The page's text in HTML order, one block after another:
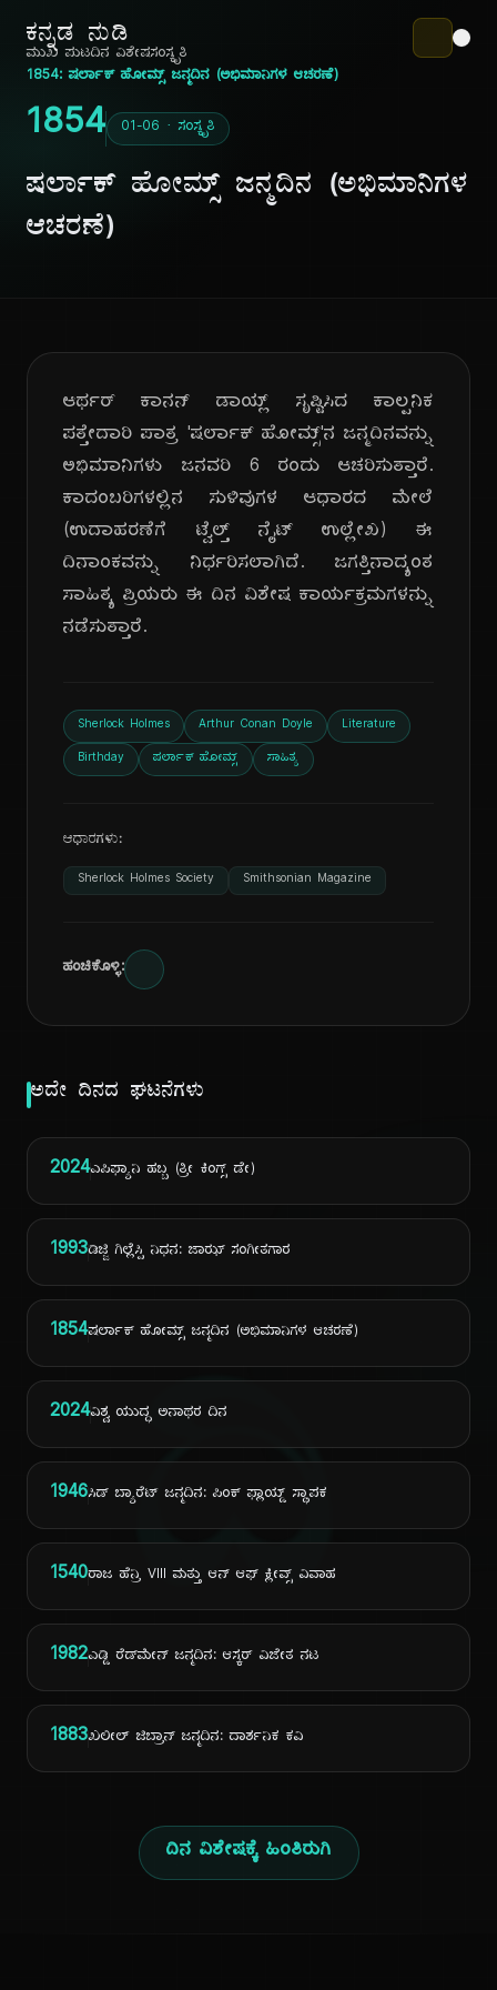
ಕನ್ನಡ ನುಡಿ
ದಿ
ಮುಖ ಪುಟದಿನ ವಿಶೇಷಸಂಸ್ಕೃತಿ
1854: ಷರ್ಲಾಕ್ ಹೋಮ್ಸ್ ಜನ್ಮದಿನ (ಅಭಿಮಾನಿಗಳ ಆಚರಣೆ)
1854 01-06 · ಸಂಸ್ಕೃತಿ
ಷರ್ಲಾಕ್ ಹೋಮ್ಸ್ ಜನ್ಮದಿನ (ಅಭಿಮಾನಿಗಳ
ಆಚರಣೆ)
ಆರ್ಥರ್ ಕಾನನ್ ಡಾಯ್ಲ್ ಸೃಷ್ಟಿಸಿದ ಕಾಲ್ಪನಿಕ
ಪತ್ತೇದಾರಿ ಪಾತ್ರ 'ಷರ್ಲಾಕ್ ಹೋಮ್ಸ್'ನ ಜನ್ಮದಿನವನ್ನು
ಅಭಿಮಾನಿಗಳು ಜನವರಿ 6 ರಂದು ಆಚರಿಸುತ್ತಾರೆ.
ಕಾದಂಬರಿಗಳಲ್ಲಿನ ಸುಳಿವುಗಳ ಆಧಾರದ ಮೇಲೆ
(ಉದಾಹರಣೆಗೆ ಟ್ವೆಲ್ತ್ ನೈಟ್ ಉಲ್ಲೇಖ) ಈ
ದಿನಾಂಕವನ್ನು ನಿರ್ಧರಿಸಲಾಗಿದೆ. ಜಗತ್ತಿನಾದ್ಯಂತ
ಸಾಹಿತ್ಯ ಪ್ರಿಯರು ಈ ದಿನ ವಿಶೇಷ ಕಾರ್ಯಕ್ರಮಗಳನ್ನು
ನಡೆಸುತ್ತಾರೆ.
Sherlock Holmes Arthur Conan Doyle Literature
Birthday ಷರ್ಲಾಕ್ ಹೋಮ್ಸ್ ಸಾಹಿತ್ಯ
ಆಧಾರಗಳು:
Sherlock Holmes Society Smithsonian Magazine
ಹಂಚಿಕೊಳ್ಳಿ:
ಅದೇ ದಿನದ ಘಟನೆಗಳು
2024ಎಪಿಫ್ಯಾನಿ ಹಬ್ಬ (ತ್ರೀ ಕಿಂಗ್ಸ್ ಡೇ)
1993ಡಿಜ್ಜಿ ಗಿಲ್ಲೆಸ್ಪಿ ನಿಧನ: ಜಾಝ್ ಸಂಗೀತಗಾರ
1854ಷರ್ಲಾಕ್ ಹೋಮ್ಸ್ ಜನ್ಮದಿನ (ಅಭಿಮಾನಿಗಳ ಆಚರಣೆ)
2024ವಿಶ್ವ ಯುದ್ಧ ಅನಾಥರ ದಿನ
1946ಸಿಡ್ ಬ್ಯಾರೆಟ್ ಜನ್ಮದಿನ: ಪಿಂಕ್ ಫ್ಲಾಯ್ಡ್ ಸ್ಥಾಪಕ
1540ರಾಜ ಹೆನ್ರಿ VIII ಮತ್ತು ಆನ್ ಆಫ್ ಕ್ಲೀವ್ಸ್ ವಿವಾಹ
1982ಎಡ್ಡಿ ರೆಡ್‌ಮೇನ್ ಜನ್ಮದಿನ: ಆಸ್ಕರ್ ವಿಜೇತ ನಟ
1883ಖಲೀಲ್ ಜಿಬ್ರಾನ್ ಜನ್ಮದಿನ: ದಾರ್ಶನಿಕ ಕವಿ
ದಿನ ವಿಶೇಷಕ್ಕೆ ಹಿಂತಿರುಗಿ